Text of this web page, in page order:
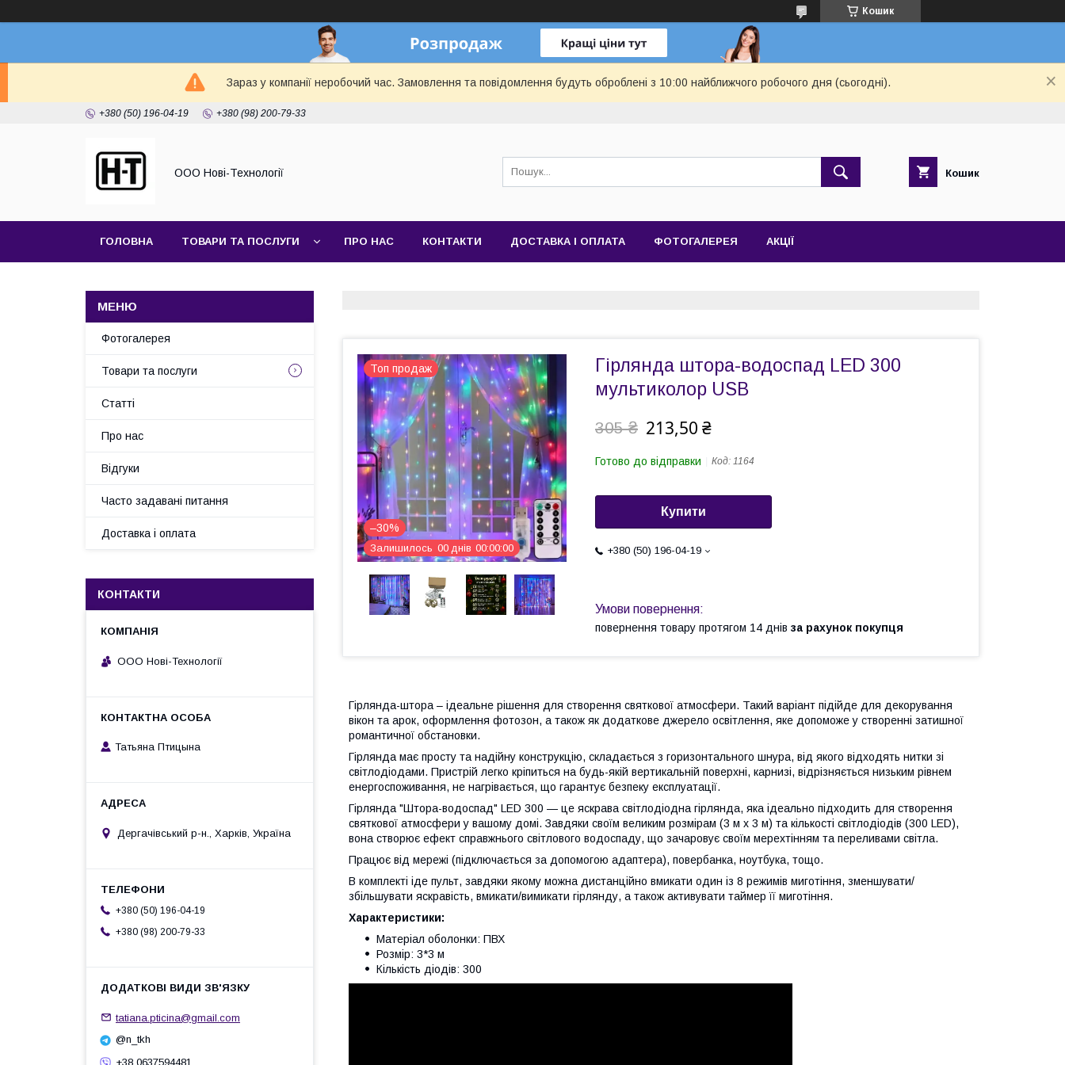
Кошик
Зараз у компанії неробочий час. Замовлення та повідомлення будуть оброблені з 10:00 найближчого робочого дня (сьогодні).
+380 (50) 196-04-19 +380 (98) 200-79-33
ООО Нові-Технології Кошик
ГОЛОВНА ТОВАРИ ТА ПОСЛУГИ ПРО НАС КОНТАКТИ ДОСТАВКА І ОПЛАТА ФОТОГАЛЕРЕЯ АКЦІЇ
Топ продаж
–30%
Залишилось 00 днів 00 00 00
Гірлянда штора-водоспад LED 300
мультиколор USB
305 ₴ 213,50 ₴
Готово до відправки Код: 1164
Купити
+380 (50) 196-04-19
повернення товару протягом 14 днів за рахунок покупця
Гірлянда-штора – ідеальне рішення для створення святкової атмосфери. Такий варіант підійде для декорування
вікон та арок, оформлення фотозон, а також як додаткове джерело освітлення, яке допоможе у створенні затишної
романтичної обстановки.
Гірлянда має просту та надійну конструкцію, складається з горизонтального шнура, від якого відходять нитки зі
світлодіодами. Пристрій легко кріпиться на будь-якій вертикальній поверхні, карнизі, відрізняється низьким рівнем
енергоспоживання, не нагрівається, що гарантує безпеку експлуатації.
Гірлянда "Штора-водоспад" LED 300 — це яскрава світлодіодна гірлянда, яка ідеально підходить для створення
святкової атмосфери у вашому домі. Завдяки своїм великим розмірам (3 м х 3 м) та кількості світлодіодів (300 LED),
вона створює ефект справжнього світлового водоспаду, що зачаровує своїм мерехтінням та переливами світла.
Працює від мережі (підключається за допомогою адаптера), повербанка, ноутбука, тощо.
В комплекті іде пульт, завдяки якому можна дистанційно вмикати один із 8 режимів миготіння, зменшувати/
збільшувати яскравість, вмикати/вимикати гірлянду, а також активувати таймер її миготіння.
Характеристики:
Матеріал оболонки: ПВХ
Розмір: 3*3 м
Кількість діодів: 300
Фотогалерея
Товари та послуги
Статті
Про нас
Відгуки
Часто задавані питання
Доставка і оплата
КОНТАКТИ
ООО Нові-Технології
Татьяна Птицына
Дергачівський р-н., Харків, Україна
+380 (50) 196-04-19
+380 (98) 200-79-33
tatiana.pticina@gmail.com
@n_tkh
+38 0637594481